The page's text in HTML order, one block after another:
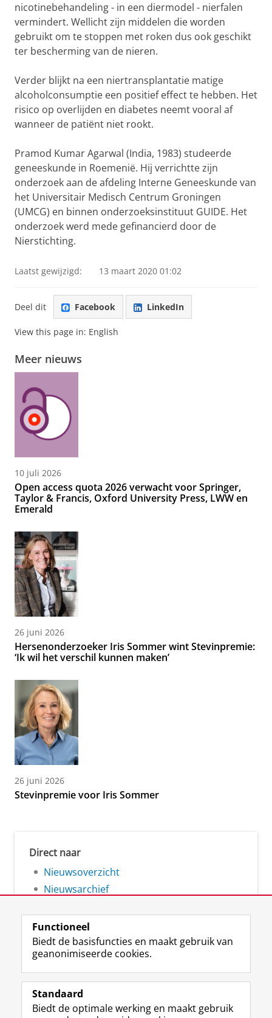
nicotinebehandeling - in een diermodel - nierfalen
vermindert. Wellicht zijn middelen die worden
gebruikt om te stoppen met roken dus ook geschikt
ter bescherming van de nieren.
Verder blijkt na een niertransplantatie matige
alcoholconsumptie een positief effect te hebben. Het
risico op overlijden en diabetes neemt vooral af
wanneer de patiënt niet rookt.
Pramod Kumar Agarwal (India, 1983) studeerde
geneeskunde in Roemenië. Hij verrichtte zijn
onderzoek aan de afdeling Interne Geneeskunde van
het Universitair Medisch Centrum Groningen
(UMCG) en binnen onderzoeksinstituut GUIDE. Het
onderzoek werd mede gefinancierd door de
Nierstichting.
Laatst gewijzigd: 13 maart 2020 01:02
Deel dit Facebook LinkedIn
View this page in: English
Meer nieuws
10 juli 2026
Open access quota 2026 verwacht voor Springer,
Taylor & Francis, Oxford University Press, LWW en
Emerald
26 juni 2026
Hersenonderzoeker Iris Sommer wint Stevinpremie:
‘Ik wil het verschil kunnen maken’
26 juni 2026
Stevinpremie voor Iris Sommer
Direct naar
Nieuwsoverzicht
Nieuwsarchief
Volg de RUG
F
a
e
L
i
k
R
S
-
I
n
t
Y
o
T
Studiekiezers
Functioneel
Biedt de basisfuncties en maakt gebruik van
geanonimiseerde cookies.
Standaard
Biedt de optimale werking en maakt gebruik